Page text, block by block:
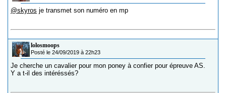
@skyros je transmet son numéro en mp
lolosmoops
Posté le 24/09/2019 à 22h23
Je cherche un cavalier pour mon poney à confier pour épreuve AS.
Y a t-il des intéréssés?